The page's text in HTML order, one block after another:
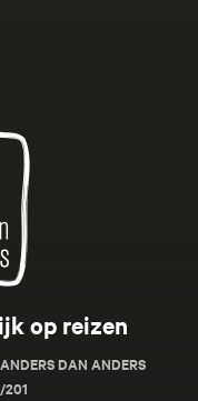
op reizen
DAN ANDERS
201